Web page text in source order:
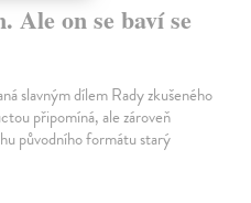
Ale on se baví se
slavným dílem Rady zkušeného
připomíná, ale zároveň
původního formátu starý